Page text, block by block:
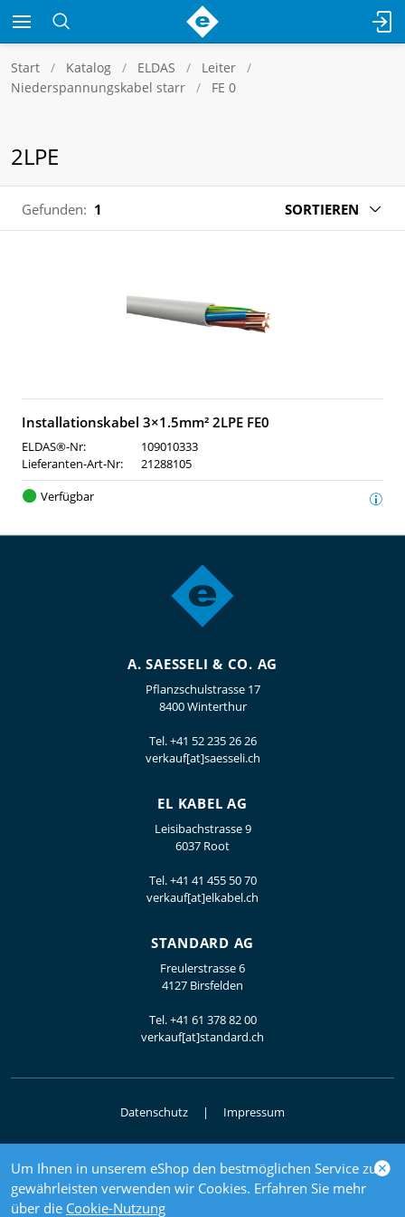
Um Ihnen in unserem eShop den bestmöglichen Service zu
gewährleisten verwenden wir Cookies. Erfahren Sie mehr
über die Cookie-Nutzung
Start Katalog ELDAS
Leiter
Niederspannungskabel starr
FE 0
2LPE
Gefunden: 1 SORTIEREN
Installationskabel 3×1.5mm² 2LPE FE0
ELDAS®-Nr:
109010333
Lieferanten-Art-Nr:
21288105
Verfügbar
A. SAESSELI & CO. AG
Pflanzschulstrasse 17
8400 Winterthur
Tel.+41 52 235 26 26
verkauf[at]saesseli.ch
EL KABEL AG
Leisibachstrasse 9
6037 Root
Tel.+41 41 455 50 70
verkauf[at]elkabel.ch
STANDARD AG
Freulerstrasse 6
4127 Birsfelden
Tel.+41 61 378 82 00
verkauf[at]standard.ch
Datenschutz Impressum
© 2026 Elektrogrosshandel
powered by polynorm